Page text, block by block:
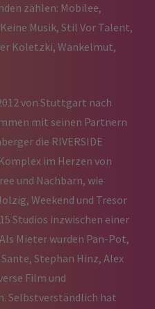
zählen: Mobilee,
Musik, Stil Vor Talent,
Koletzki, Wankelmut,
von Stuttgart nach
mit seinen Partnern
die RIVERSIDE
im Herzen von
und Nachbarn, wie
Weekend und Tresor
Studios inzwischen einer
Mieter wurden Pan-Pot,
Stephan Hinz, Alex
Film und
Selbstverständlich hat